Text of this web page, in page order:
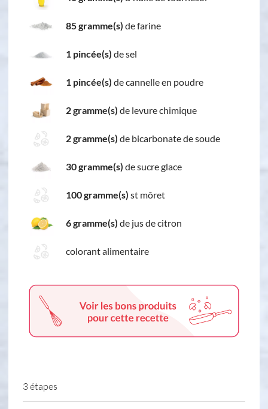
85 gramme(s) de farine
1 pincée(s) de sel
1 pincée(s) de cannelle en poudre
2 gramme(s) de levure chimique
2 gramme(s) de bicarbonate de soude
30 gramme(s) de sucre glace
100 gramme(s) st môret
6 gramme(s) de jus de citron
colorant alimentaire
3 étapes